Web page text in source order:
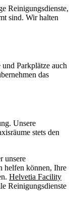
Reinigungsdienste,
sind. Wir halten
Parkplätze auch
das
Unsere
stets den
unsere
helfen können, Ihre
Helvetia Facility
Reinigungsdienste